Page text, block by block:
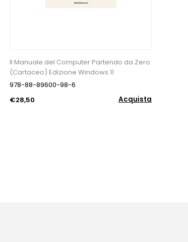
Il Manuale del Computer Partendo da Zero
(Cartaceo) Edizione Windows 11
978-88-89600-98-6
€28,50
Acquista